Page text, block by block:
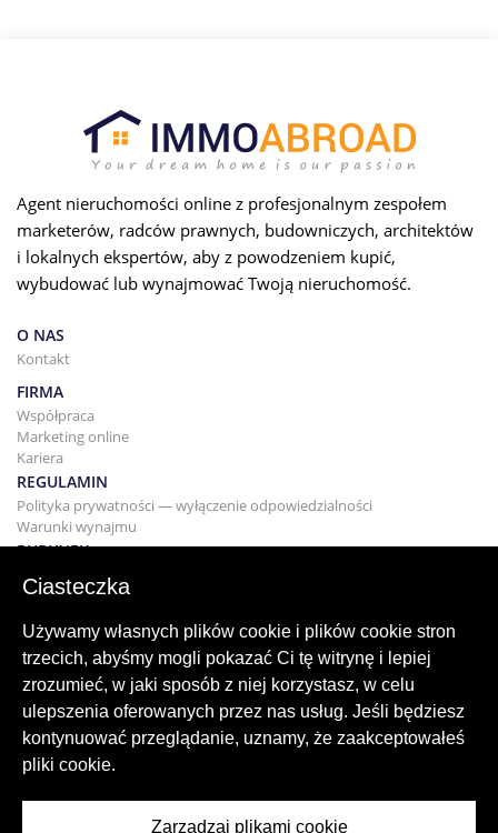
Agent nieruchomości online z profesjonalnym zespołem
marketerów, radców prawnych, budowniczych, architektów
i lokalnych ekspertów, aby z powodzeniem kupić,
wybudować lub wynajmować Twoją nieruchomość.
O NAS
Kontakt
FIRMA
Współpraca
Marketing online
Kariera
REGULAMIN
Polityka prywatności — wyłączenie odpowiedzialności
Warunki wynajmu
BUDYNEK
Projektowanie
Kupowanie domu
Sprzedaż
Usługa wyszukiwania
BLOG
Blog
Regiony na całym świecie
Ciasteczka
Używamy własnych plików cookie i plików cookie stron
trzecich, abyśmy mogli pokazać Ci tę witrynę i lepiej
zrozumieć, w jaki sposób z niej korzystasz, w celu
ulepszenia oferowanych przez nas usług. Jeśli będziesz
kontynuować przeglądanie, uznamy, że zaakceptowałeś
pliki cookie.
Zarządzaj plikami cookie